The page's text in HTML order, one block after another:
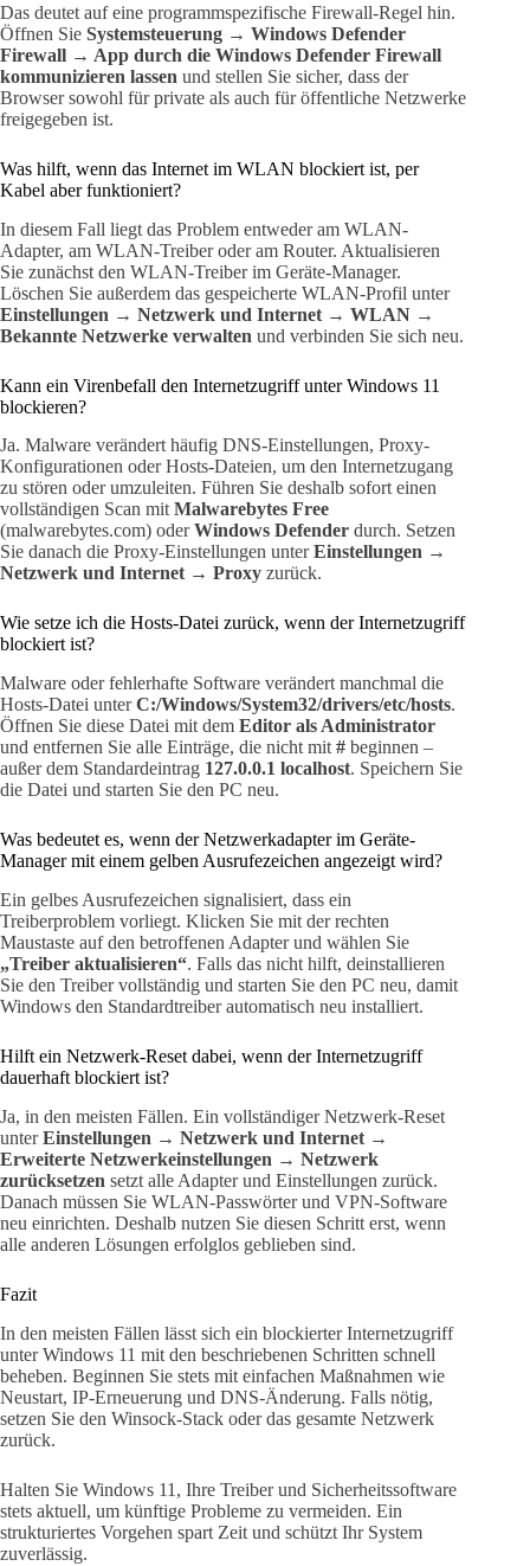
Das deutet auf eine programmspezifische Firewall-Regel hin.
Öffnen Sie Systemsteuerung → Windows Defender
Firewall → App durch die Windows Defender Firewall
kommunizieren lassen und stellen Sie sicher, dass der
Browser sowohl für private als auch für öffentliche Netzwerke
freigegeben ist.
Was hilft, wenn das Internet im WLAN blockiert ist, per
Kabel aber funktioniert?
In diesem Fall liegt das Problem entweder am WLAN-
Adapter, am WLAN-Treiber oder am Router. Aktualisieren
Sie zunächst den WLAN-Treiber im Geräte-Manager.
Löschen Sie außerdem das gespeicherte WLAN-Profil unter
Einstellungen → Netzwerk und Internet → WLAN →
Bekannte Netzwerke verwalten und verbinden Sie sich neu.
Kann ein Virenbefall den Internetzugriff unter Windows 11
blockieren?
Ja. Malware verändert häufig DNS-Einstellungen, Proxy-
Konfigurationen oder Hosts-Dateien, um den Internetzugang
zu stören oder umzuleiten. Führen Sie deshalb sofort einen
vollständigen Scan mitMalwarebytes Free
(malwarebytes.com) oderWindows Defender durch. Setzen
Sie danach die Proxy-Einstellungen unterEinstellungen →
Netzwerk und Internet → Proxy zurück.
Wie setze ich die Hosts-Datei zurück, wenn der Internetzugriff
blockiert ist?
Malware oder fehlerhafte Software verändert manchmal die
Hosts-Datei unterC:/Windows/System32/drivers/etc/hosts.
Öffnen Sie diese Datei mit dem Editor als Administrator
und entfernen Sie alle Einträge, die nicht mit # beginnen –
außer dem Standardeintrag 127.0.0.1 localhost. Speichern Sie
die Datei und starten Sie den PC neu.
Was bedeutet es, wenn der Netzwerkadapter im Geräte-
Manager mit einem gelben Ausrufezeichen angezeigt wird?
Ein gelbes Ausrufezeichen signalisiert, dass ein
Treiberproblem vorliegt. Klicken Sie mit der rechten
Maustaste auf den betroffenen Adapter und wählen Sie
„Treiber aktualisieren“. Falls das nicht hilft, deinstallieren
Sie den Treiber vollständig und starten Sie den PC neu, damit
Windows den Standardtreiber automatisch neu installiert.
Hilft ein Netzwerk-Reset dabei, wenn der Internetzugriff
dauerhaft blockiert ist?
Ja, in den meisten Fällen. Ein vollständiger Netzwerk-Reset
unterEinstellungen → Netzwerk und Internet →
Erweiterte Netzwerkeinstellungen → Netzwerk
zurücksetzen setzt alle Adapter und Einstellungen zurück.
Danach müssen Sie WLAN-Passwörter und VPN-Software
neu einrichten. Deshalb nutzen Sie diesen Schritt erst, wenn
alle anderen Lösungen erfolglos geblieben sind.
Fazit
In den meisten Fällen lässt sich ein blockierter Internetzugriff
unter Windows 11 mit den beschriebenen Schritten schnell
beheben. Beginnen Sie stets mit einfachen Maßnahmen wie
Neustart, IP-Erneuerung und DNS-Änderung. Falls nötig,
setzen Sie den Winsock-Stack oder das gesamte Netzwerk
zurück.
Halten Sie Windows 11, Ihre Treiber und Sicherheitssoftware
stets aktuell, um künftige Probleme zu vermeiden. Ein
strukturiertes Vorgehen spart Zeit und schützt Ihr System
zuverlässig.